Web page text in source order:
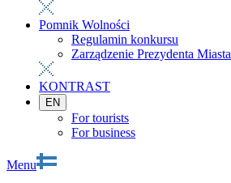
Pomnik Wolności
Regulamin konkursu
Zarządzenie Prezydenta Miasta
KONTRAST
EN
For tourists
For business
Menu